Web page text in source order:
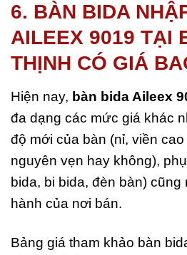
6. BÀN BIDA
AILEEX 9019 TẠI
THỊNH CÓ GIÁ
Hiện nay, bàn bida Aileex
đa dạng các mức giá khác
độ mới của bàn (nỉ, viền
nguyên vẹn hay không),
bida, bi bida, đèn bàn)
hành của nơi bán.
Bảng giá tham khảo bàn